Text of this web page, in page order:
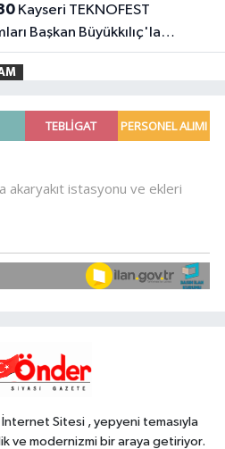
Kayseri TEKNOFEST
Başkan Büyükkılıç'la
EREĞLİ MEB'DEN ÖNEMLİ
Cumhurbaşkanı Erdoğan,
Arabistan yolcusu
Sitesi , yepyeni temasıyla
ve modernizmi bir araya getiriyor.